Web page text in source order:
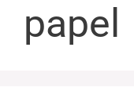
papel